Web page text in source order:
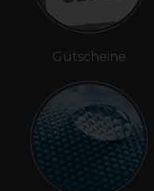
Gutscheine